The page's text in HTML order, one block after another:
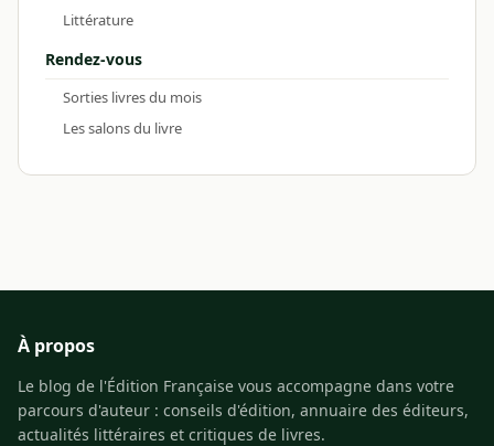
Littérature
Rendez-vous
Sorties livres du mois
Les salons du livre
À propos
Le blog de l'Édition Française vous accompagne dans votre
parcours d'auteur : conseils d'édition, annuaire des éditeurs,
actualités littéraires et critiques de livres.